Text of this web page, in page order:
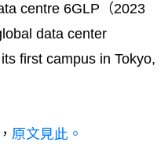
centre 6GLP（2023
data center
first campus in Tokyo,
原文見此。